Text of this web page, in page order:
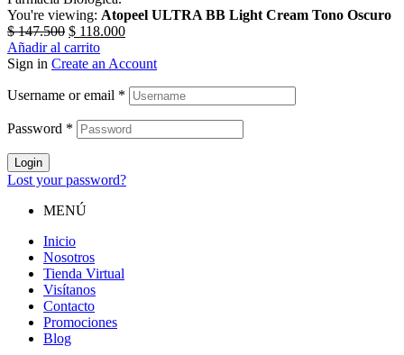
You're viewing: Atopeel ULTRA BB Light Cream Tono Oscuro
$147.500 El
precio
original
$ 147.500.
$ 118.000El
actual
$ 118.000.
Añadir al carrito
Sign in Create an Account
Username or email *
Password *
Login
Lost your password?
MENÚ
Inicio
Nosotros
Tienda Virtual
Visítanos
Contacto
Promociones
Blog